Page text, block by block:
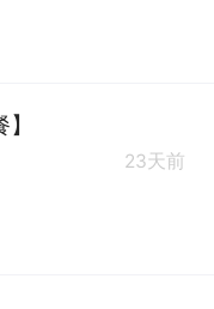
宿
动
甽镇新西山线）
23天前